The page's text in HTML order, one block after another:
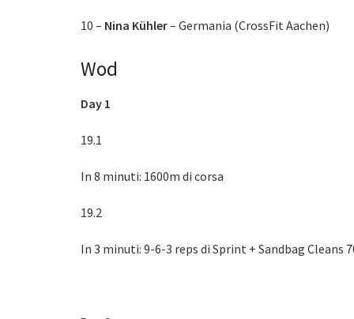
10 – Nina Kühler– Germania (CrossFit Aachen)
Wod
Day 1
19.1
In 8 minuti: 1600m di corsa
19.2
In 3 minuti: 9-6-3 reps di Sprint + Sandbag Cleans